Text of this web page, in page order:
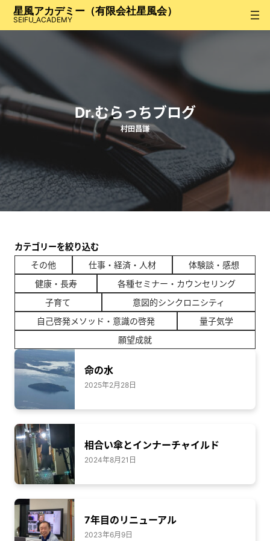
ス
ッ
プ
星風アカデミー（有限会社星風会）
SEIFU_ACADEMY
Dr.むらっちブログ
村田昌謙
カテゴリーを絞り込む
その他
仕事・経済・人材
体験談・感想
健康・長寿
各種セミナー・カウンセリング
子育て
意図的シンクロニシティ
自己啓発メソッド・意識の啓発
量子気学
願望成就
命の水
2025年2月28日
相合い傘とインナーチャイルド
2024年8月21日
7年目のリニューアル
2023年6月9日